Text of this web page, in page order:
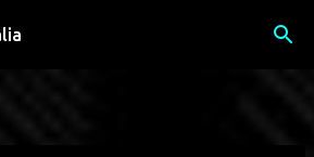
ai contenuti principali